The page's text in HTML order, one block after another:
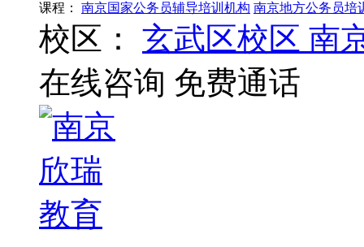
课程： 南京国家公务员辅导培训机构 南京地方公务员培
校区： 玄武区校区 南
在线咨询 免费通话